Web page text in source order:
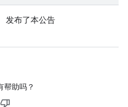
发布了本公告
帮助吗？